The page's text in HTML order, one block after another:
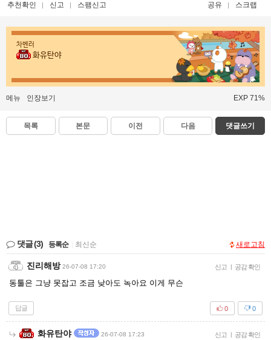
추천확인 신고 스팸신고 공유 스크랩
차벤러
화유탄야
메뉴 인장보기 EXP 71%
목록 본문 이전 다음 댓글쓰기
댓글(3) 등록순 최신순 새로고침
진리해방 26-07-08 17:20 신고 | 공감 확인
동툴은 그냥 못잡고 조금 낮아도 녹아요 이게 무슨
답글 0
0
화유탄야 26-07-08 17:23 신고 | 공감 확인